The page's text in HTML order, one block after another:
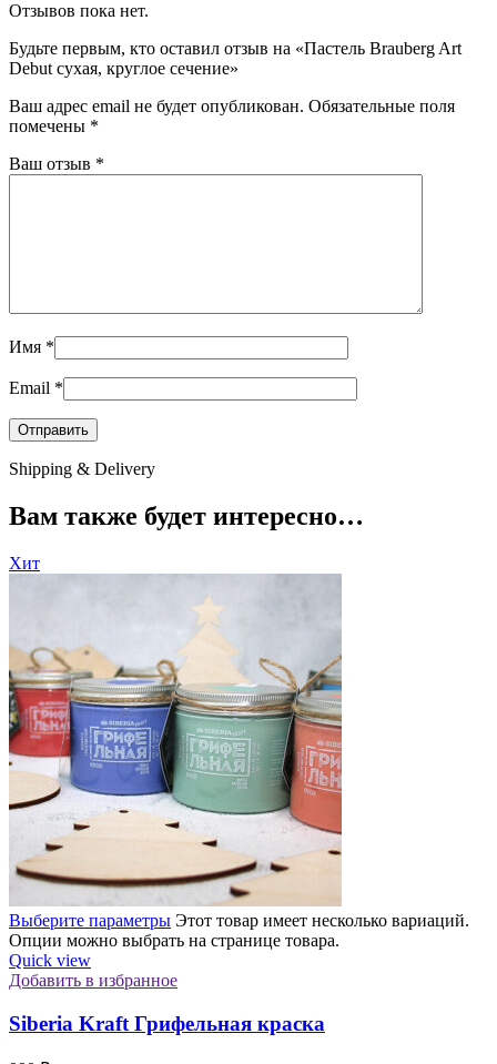
Отзывов пока нет.
Будьте первым, кто оставил отзыв на «Пастель Brauberg Art
Debut сухая, круглое сечение»
Ваш адрес email не будет опубликован. Обязательные поля
помечены *
Ваш отзыв *
Имя *
Email *
Shipping & Delivery
Вам также будет интересно…
Хит
Выберите параметры Этот товар имеет несколько вариаций.
Опции можно выбрать на странице товара.
Quick view
Добавить в избранное
Siberia Kraft Грифельная краска